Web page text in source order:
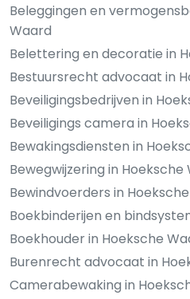
Beleggingen en
Waard
Belettering en decoratie in
Bestuursrecht advocaat in
Beveiligingsbedrijven in
Beveiligings camera in
Bewakingsdiensten in
Bewegwijzering in Hoeksche
Bewindvoerders in
Boekbinderijen en
Boekhouder in Hoeksche
Burenrecht advocaat in
Camerabewaking in